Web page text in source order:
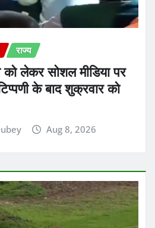
राज्य